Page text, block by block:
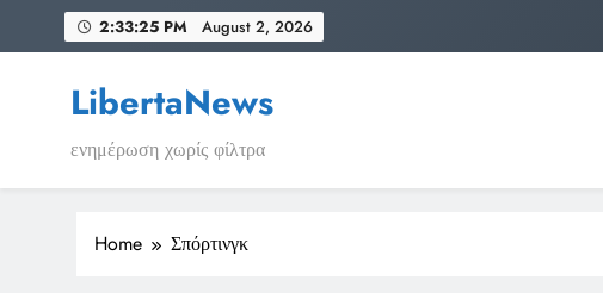
2:33:26 PM August 2, 2026
LibertaNews
ενημέρωση χωρίς φίλτρα
Home Σπόρτινγκ